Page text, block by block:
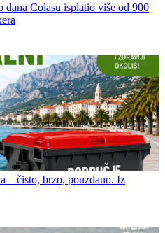
Colasu isplatio više od 900
– čisto, brzo, pouzdano. Iz